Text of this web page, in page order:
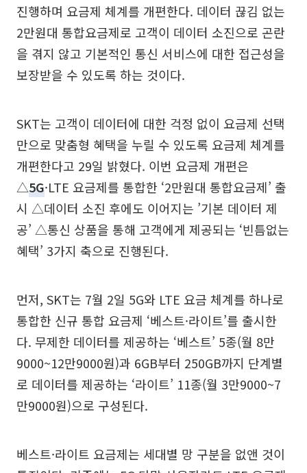
진행하며 요금제 체계를 개편한다. 데이터 끊김 없는
2만원대 통합요금제로 고객이 데이터 소진으로 곤란
을 겪지 않고 기본적인 통신 서비스에 대한 접근성을
보장받을 수 있도록 하는 것이다.
SKT는 고객이 데이터에 대한 걱정 없이 요금제 선택
만으로 맞춤형 혜택을 누릴 수 있도록 요금제 체계를
개편한다고 29일 밝혔다. 이번 요금제 개편은
△5G·LTE 요금제를 통합한 ‘2만원대 통합요금제’ 출
시 △데이터 소진 후에도 이어지는 ’기본 데이터 제
공’ △통신 상품을 통해 고객에게 제공되는 ‘빈틈없는
혜택’ 3가지 축으로 진행된다.
먼저, SKT는 7월 2일 5G와 LTE 요금 체계를 하나로
통합한 신규 통합 요금제 ‘베스트·라이트’를 출시한
다. 무제한 데이터를 제공하는 ‘베스트’ 5종(월 8만
9000~12만9000원)과 6GB부터 250GB까지 단계별
로 데이터를 제공하는 ‘라이트’ 11종(월 3만9000~7
만9000원)으로 구성된다.
베스트·라이트 요금제는 세대별 망 구분을 없앤 것이